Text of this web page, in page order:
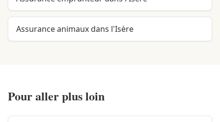
Assurance animaux dans l'Isère
Pour aller plus loin